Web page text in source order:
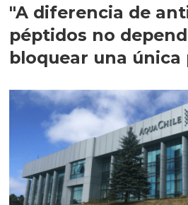
"A diferencia de
péptidos no
bloquear una única